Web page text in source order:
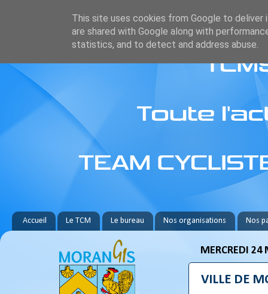
Accueil Le TCM Le bureau Nos organisations Nos
MERCREDI 24
VILLE DE
This site uses cookies from Google to deliver
are shared with Google along with
statistics, and to detect and address abuse.